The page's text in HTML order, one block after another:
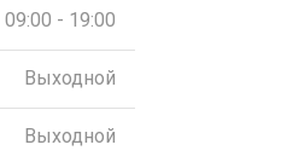
09:00 - 19:00
Выходной
Выходной